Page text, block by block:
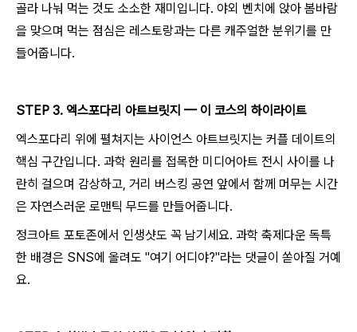
골라 나눠 먹는 것도 소소한 재미입니다. 야외 벤치에 앉아 봄바람
을 맞으며 먹는 점심은 레스토랑과는 다른 캐주얼한 분위기를 만
들어줍니다.
STEP 3. 엑스포다리 아트브릿지 — 이 코스의 하이라이트
엑스포다리 위에 펼쳐지는 사이언스 아트브릿지는 커플 데이트의
핵심 구간입니다. 과학 원리를 접목한 미디어아트 전시 사이를 나
란히 걸으며 감상하고, 거리 버스킹 공연 앞에서 함께 머무는 시간
은 자연스러운 로맨틱 무드를 만들어줍니다.
정크아트 포토존에서 인생샷도 꼭 남기세요. 과학 축제다운 독특
한 배경은 SNS에 올려도 "여기 어디야?"라는 댓글이 쏟아질 거예
요.